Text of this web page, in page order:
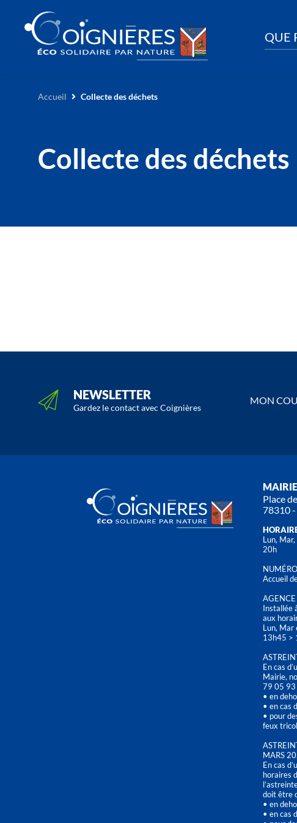
QUE
Accueil Collecte des déchets
Collecte des déchets
NEWSLETTER
Gardez le contact avec Coignières
MON
Place
78310 -
Lun,
20h
Accueil
AGENCE
Installée
aux
Lun, Mar
13h45 >
En cas
Mairie,
79 05 93
• en
• en cas
• pour
feux
MARS
En cas
horaires
doit être
• en
• en cas